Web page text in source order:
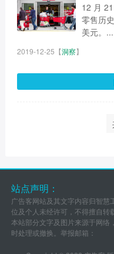
12 月
零售历
美元。...
2019-12-25 【洞察】
站点声明：
广告客网站及其文字内容归智慧
位及个人未经许可，不得擅自转
本站部分文字及图片来源于网络
时处理或撤换。举报邮箱：